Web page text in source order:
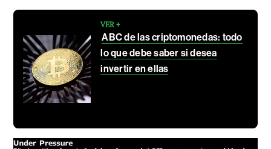
VER +
ABC de las criptomonedas: todo
lo que debe saber si desea
invertir en ellas